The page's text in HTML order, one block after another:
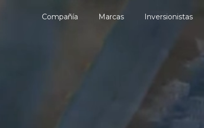
Compañía Marcas Inversionistas